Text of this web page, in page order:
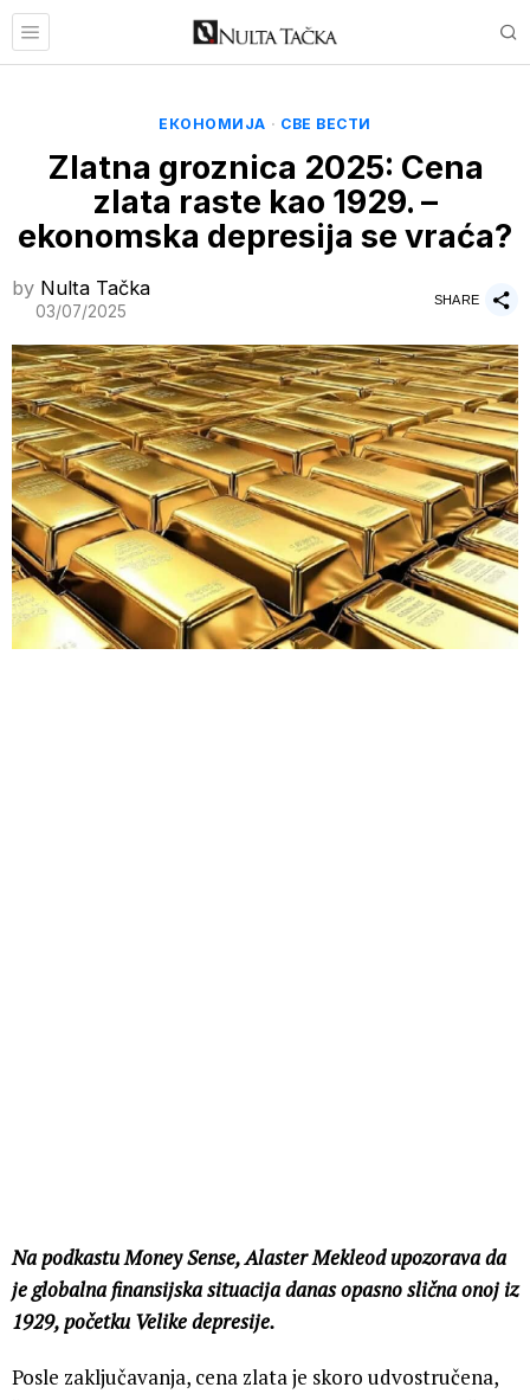
ЕКОНОМИЈА · СВЕ ВЕСТИ
Zlatna groznica 2025: Cena
zlata raste kao 1929. –
ekonomska depresija se vraća?
by Nulta Tačka
03/07/2025
SHARE
Na podkastu Money Sense, Alaster Mekleod upozorava da
je globalna finansijska situacija danas opasno slična onoj iz
1929, početku Velike depresije.
Posle zaključavanja, cena zlata je skoro udvostručena,